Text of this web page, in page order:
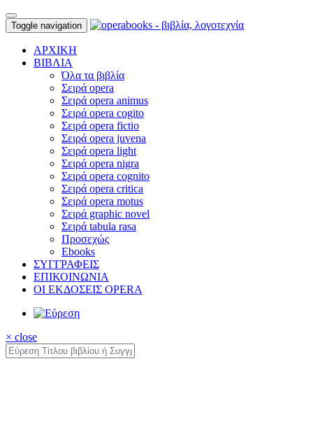
Toggle navigation
ΑΡΧΙΚΗ
ΒΙΒΛΙΑ
Όλα τα βιβλία
Σειρά opera
Σειρά opera animus
Σειρά opera cogito
Σειρά opera fictio
Σειρά opera juvena
Σειρά opera light
Σειρά opera nigra
Σειρά opera cognito
Σειρά opera critica
Σειρά opera motus
Σειρά graphic novel
Σειρά tabula rasa
Προσεχώς
Ebooks
ΣΥΓΓΡΑΦΕΙΣ
ΕΠΙΚΟΙΝΩΝΙΑ
ΟΙ ΕΚΔΟΣΕΙΣ OPERA
× close